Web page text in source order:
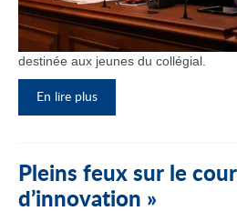
destinée aux jeunes du collégial.
En lire plus
Pleins feux sur le
d’innovation »